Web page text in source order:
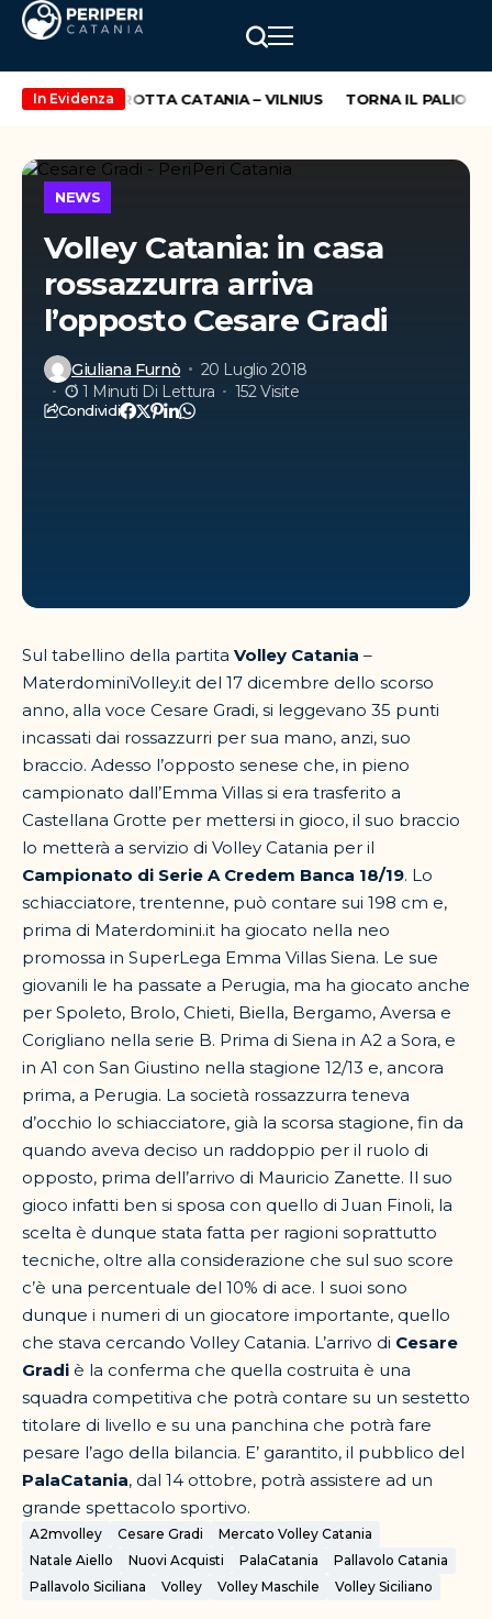
In Evidenza
LA NUOVA ROTTA CATANIA – VILNIUS TORNA IL PALIO
NEWS
Volley Catania: in casa
rossazzurra arriva
l’opposto Cesare Gradi
Giuliana Furnò
20 Luglio 2018
1 Minuti Di Lettura
152 Visite
Condividi
Sul tabellino della partita Volley Catania –
MaterdominiVolley.it del 17 dicembre dello scorso
anno, alla voce Cesare Gradi, si leggevano 35 punti
incassati dai rossazzurri per sua mano, anzi, suo
braccio. Adesso l’opposto senese che, in pieno
campionato dall’Emma Villas si era trasferito a
Castellana Grotte per mettersi in gioco, il suo braccio
lo metterà a servizio di Volley Catania per il
Campionato di Serie A Credem Banca 18/19. Lo
schiacciatore, trentenne, può contare sui 198 cm e,
prima di Materdomini.it ha giocato nella neo
promossa in SuperLega Emma Villas Siena. Le sue
giovanili le ha passate a Perugia, ma ha giocato anche
per Spoleto, Brolo, Chieti, Biella, Bergamo, Aversa e
Corigliano nella serie B. Prima di Siena in A2 a Sora, e
in A1 con San Giustino nella stagione 12/13 e, ancora
prima, a Perugia. La società rossazzurra teneva
d’occhio lo schiacciatore, già la scorsa stagione, fin da
quando aveva deciso un raddoppio per il ruolo di
opposto, prima dell’arrivo di Mauricio Zanette. Il suo
gioco infatti ben si sposa con quello di Juan Finoli, la
scelta è dunque stata fatta per ragioni soprattutto
tecniche, oltre alla considerazione che sul suo score
c’è una percentuale del 10% di ace. I suoi sono
dunque i numeri di un giocatore importante, quello
che stava cercando Volley Catania. L’arrivo di Cesare
Gradi è la conferma che quella costruita è una
squadra competitiva che potrà contare su un sestetto
titolare di livello e su una panchina che potrà fare
pesare l’ago della bilancia. E’ garantito, il pubblico del
PalaCatania, dal 14 ottobre, potrà assistere ad un
grande spettacolo sportivo.
A2mvolley Cesare Gradi
Mercato Volley Catania
Natale Aiello
Nuovi Acquisti PalaCatania
Pallavolo Catania
Pallavolo Siciliana
Volley Volley Maschile Volley Siciliano